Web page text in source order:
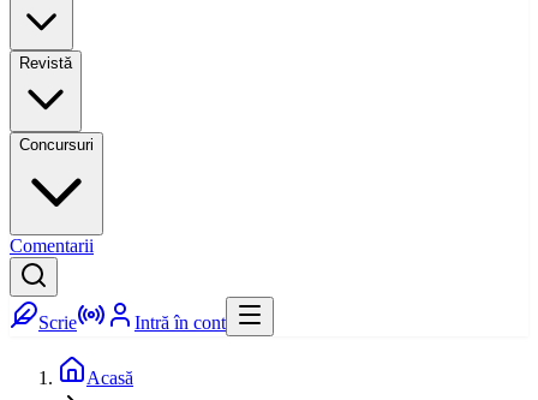
Revistă
Concursuri
Comentarii
Scrie Intră în cont
Acasă